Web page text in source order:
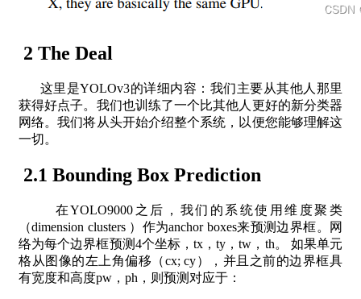
2 The Deal
这里是YOLOv3的详细内容：我们主要从其他人那里
获得好点子。我们也训练了一个比其他人更好的新分类器
网络。我们将从头开始介绍整个系统，以便您能够理解这
一切。
2.1 Bounding Box Prediction
在YOLO9000之后，我们的系统使用维度聚类
（dimension clusters ）作为anchor boxes来预测边界框。网
络为每个边界框预测4个坐标，tx，ty，tw，th。 如果单元
格从图像的左上角偏移（cx; cy），并且之前的边界框具
有宽度和高度pw，ph，则预测对应于：